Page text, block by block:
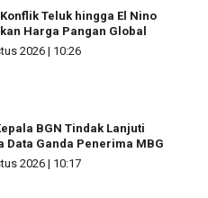
Teluk hingga El Nino
Harga Pangan Global
2026 | 10:26
BGN Tindak Lanjuti
Data Ganda Penerima MBG
2026 | 10:17